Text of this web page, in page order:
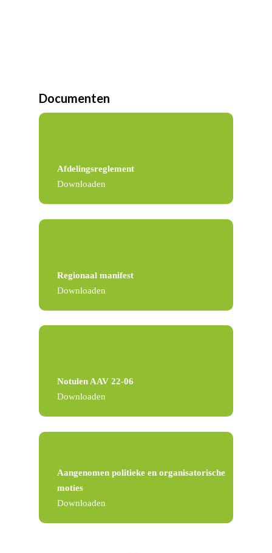
Documenten
Afdelingsreglement
Downloaden
Regionaal manifest
Downloaden
Notulen AAV 22-06
Downloaden
Aangenomen politieke en organisatorische
moties
Downloaden